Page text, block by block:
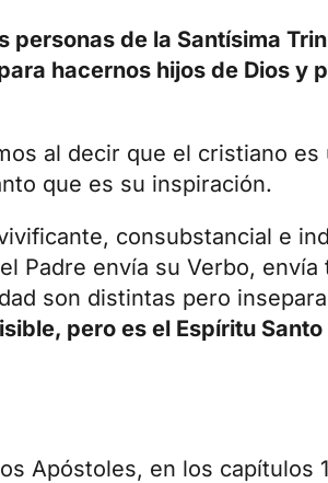
personas de la Santísima
hacernos hijos de Dios y
al decir que el cristiano
que es su inspiración.
consubstancial e
Padre envía su Verbo,
son distintas pero
pero es el Espíritu
Apóstoles, en los capítulos